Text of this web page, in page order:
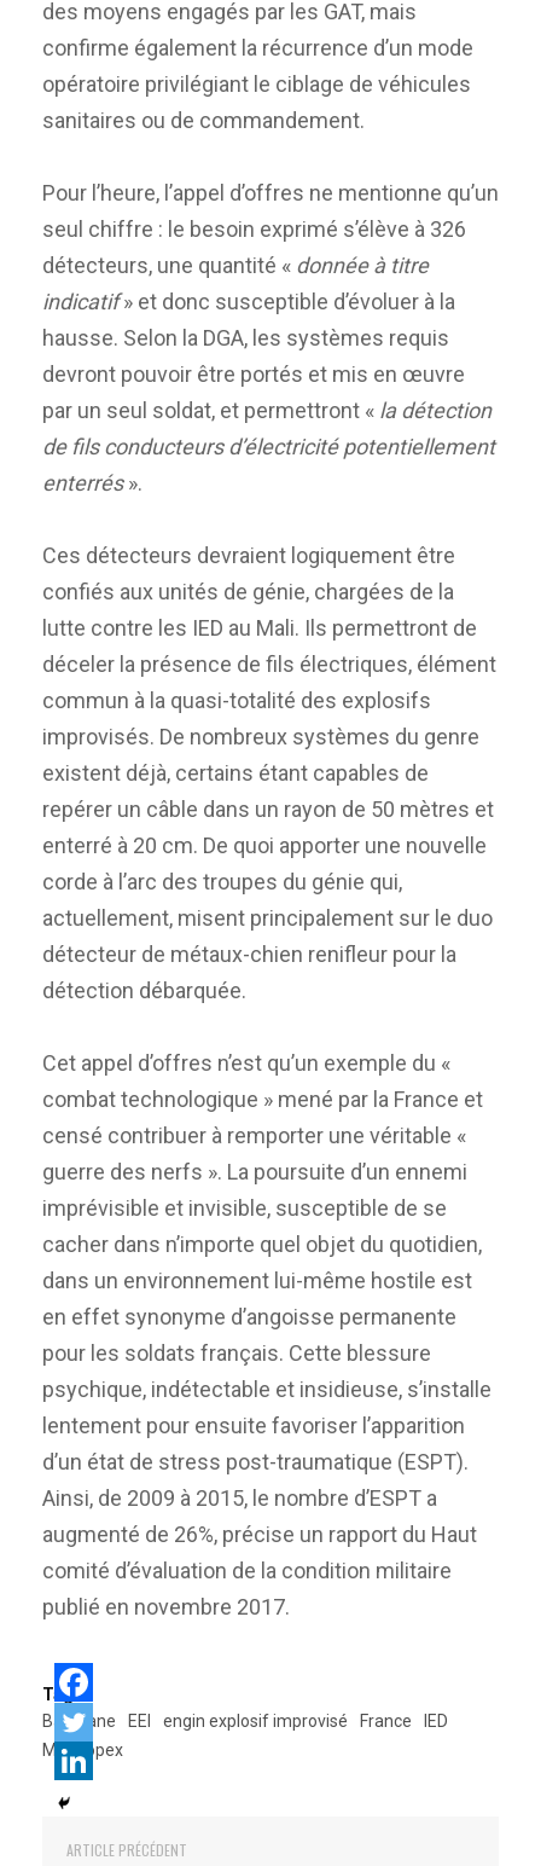
des moyens engagés par les GAT, mais
confirme également la récurrence d’un mode
opératoire privilégiant le ciblage de véhicules
sanitaires ou de commandement.
Pour l’heure, l’appel d’offres ne mentionne qu’un
seul chiffre : le besoin exprimé s’élève à 326
détecteurs, une quantité « donnée à titre
indicatif» et donc susceptible d’évoluer à la
hausse. Selon la DGA, les systèmes requis
devront pouvoir être portés et mis en œuvre
par un seul soldat, et permettront « la détection
de fils conducteurs d’électricité potentiellement
enterrés».
Ces détecteurs devraient logiquement être
confiés aux unités de génie, chargées de la
lutte contre les IED au Mali. Ils permettront de
déceler la présence de fils électriques, élément
commun à la quasi-totalité des explosifs
improvisés. De nombreux systèmes du genre
existent déjà, certains étant capables de
repérer un câble dans un rayon de 50 mètres et
enterré à 20 cm. De quoi apporter une nouvelle
corde à l’arc des troupes du génie qui,
actuellement, misent principalement sur le duo
détecteur de métaux-chien renifleur pour la
détection débarquée.
Cet appel d’offres n’est qu’un exemple du «
combat technologique » mené par la France et
censé contribuer à remporter une véritable «
guerre des nerfs ». La poursuite d’un ennemi
imprévisible et invisible, susceptible de se
cacher dans n’importe quel objet du quotidien,
dans un environnement lui-même hostile est
en effet synonyme d’angoisse permanente
pour les soldats français. Cette blessure
psychique, indétectable et insidieuse, s’installe
lentement pour ensuite favoriser l’apparition
d’un état de stress post-traumatique (ESPT).
Ainsi, de 2009 à 2015, le nombre d’ESPT a
augmenté de 26%, précise un rapport du Haut
comité d’évaluation de la condition militaire
publié en novembre 2017.
Tags:
Barkhane
EEI engin explosif improvisé France
IED
Mali
opex
ARTICLE PRÉCÉDENT